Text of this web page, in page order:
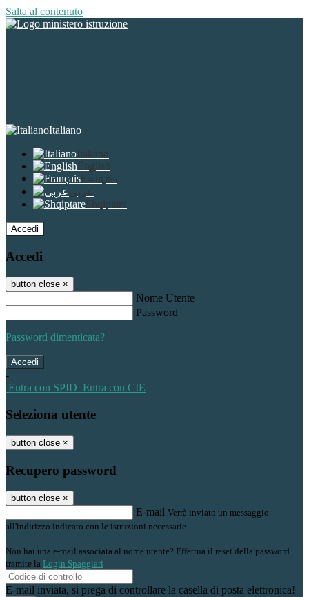
Salta al contenuto
Italiano
Italiano
English
Français
عربى
Shqiptare
Accedi
Accedi
button close ×
Nome Utente
Password
Password dimenticata?
-
Entra con SPID Entra con CIE
Seleziona utente
button close ×
Recupero password
button close ×
E-mail Verrà inviato un messaggio
all'indirizzo indicato con le istruzioni necessarie.
Non hai una e-mail associata al nome utente? Effettua il reset della password
tramite la Login Spaggiari
E-mail inviata, si prega di controllare la casella di posta elettronica!